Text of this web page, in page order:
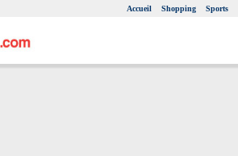
Accueil Shopping Sports